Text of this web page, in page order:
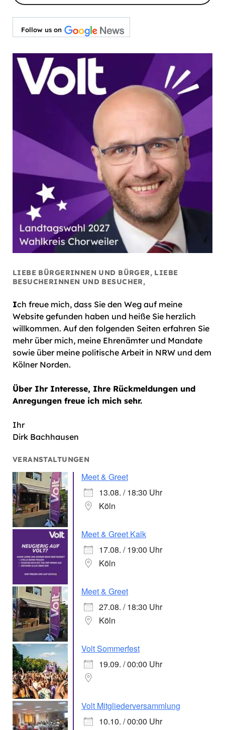
Follow us on
LIEBE BÜRGERINNEN UND BÜRGER, LIEBE
BESUCHERINNEN UND BESUCHER,
Ich freue mich, dass Sie den Weg auf meine
Website gefunden haben und heiße Sie herzlich
willkommen. Auf den folgenden Seiten erfahren Sie
mehr über mich, meine Ehrenämter und Mandate
sowie über meine politische Arbeit in NRW und dem
Kölner Norden.
Über Ihr Interesse, Ihre Rückmeldungen und
Anregungen freue ich mich sehr.
Ihr
Dirk Bachhausen
VERANSTALTUNGEN
Meet & Greet
13.08. / 18:30 Uhr
Köln
Meet & Greet Kalk
17.08. / 19:00 Uhr
Köln
Meet & Greet
27.08. / 18:30 Uhr
Köln
Volt Sommerfest
19.09. / 00:00 Uhr
Volt Mitgliederversammlung
10.10. / 00:00 Uhr